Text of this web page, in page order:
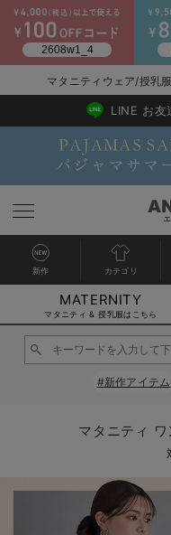
マタニティウェア全て
マタニティ ワンピース
マタニティ トップス
マタニティ アウター（コート
マタニティ 下着・インナー全て
マタニティ 授乳 キャミソール
産褥ショーツ
授乳服全て
マタニティ フォーマル全て
マタニティ スーツ
マタニティ ドレス（結婚式・
マタニティ フォーマル パンツ
授乳用品全て
妊婦用 抱き枕・授乳クッション
マタニティレッグウェア全て
マタニティストッキング・タイ
マタニティ ボディケア全て
アウトレット全て
【アウトレット】ワンピース
【アウトレット】パジャマ
【アウトレット】インナー
特集全て
コットン素材
再入荷全て
再入荷｜インナー
マタニティウェア/授乳
送料495円(一部地
LINE お友
新作 カテゴリ
MATERNITY
マタニティ & 授乳服はこちら
#新作アイテム
マタニティ
カートに入れる